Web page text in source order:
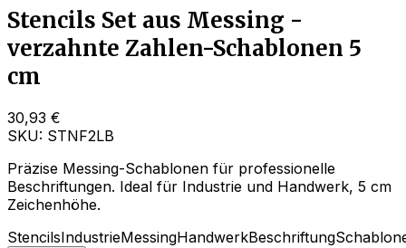
Stencils Set aus Messing -
verzahnte Zahlen-Schablonen 5
cm
30,93 €
SKU: STNF2LB
Präzise Messing-Schablonen für professionelle
Beschriftungen. Ideal für Industrie und Handwerk, 5 cm
Zeichenhöhe.
StencilsIndustrieMessingHandwerkBeschriftung